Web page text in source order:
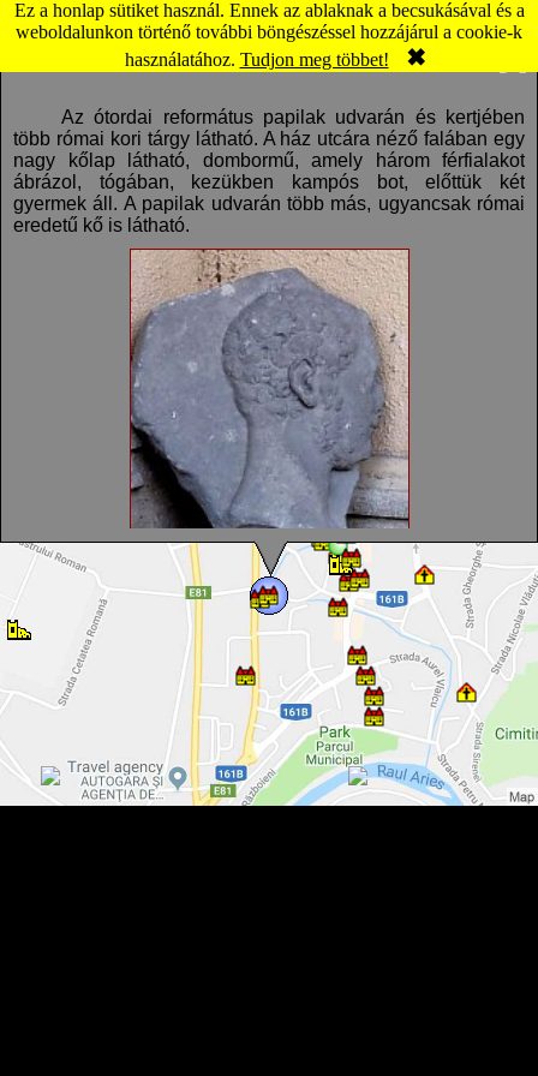
Ez a honlap sütiket használ. Ennek az ablaknak a becsukásával és a
weboldalunkon történő további böngészéssel hozzájárul a cookie-k
használatához. Tudjon meg többet! ✖
Torda: Református parókia, Római kövek (térkép)
Az ótordai református papilak udvarán és kertjében
több római kori tárgy látható. A ház utcára néző falában egy
nagy kőlap látható, dombormű, amely három férfialakot
ábrázol, tógában, kezükben kampós bot, előttük két
gyermek áll. A papilak udvarán több más, ugyancsak római
eredetű kő is látható.
Református parókia, Római kövek, Torda., Fotó: Ana-Maria
Komment Panoráma